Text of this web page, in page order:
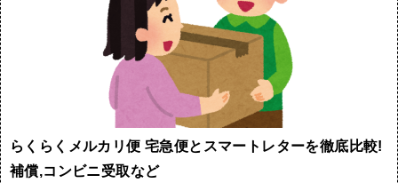
らくらくメルカリ便 宅急便とスマートレターを徹底比較!
補償,コンビニ受取など